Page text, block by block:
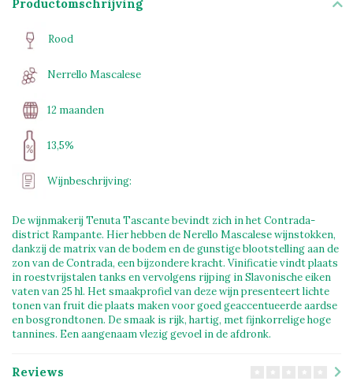
Productomschrijving
Rood
Nerrello Mascalese
12 maanden
13,5%
Wijnbeschrijving:
De wijnmakerij Tenuta Tascante bevindt zich in het Contrada-
district Rampante. Hier hebben de Nerello Mascalese wijnstokken,
dankzij de matrix van de bodem en de gunstige blootstelling aan de
zon van de Contrada, een bijzondere kracht. Vinificatie vindt plaats
in roestvrijstalen tanks en vervolgens rijping in Slavonische eiken
vaten van 25 hl. Het smaakprofiel van deze wijn presenteert lichte
tonen van fruit die plaats maken voor goed geaccentueerde aardse
en bosgrondtonen. De smaak is rijk, hartig, met fijnkorrelige hoge
tannines. Een aangenaam vlezig gevoel in de afdronk.
Reviews